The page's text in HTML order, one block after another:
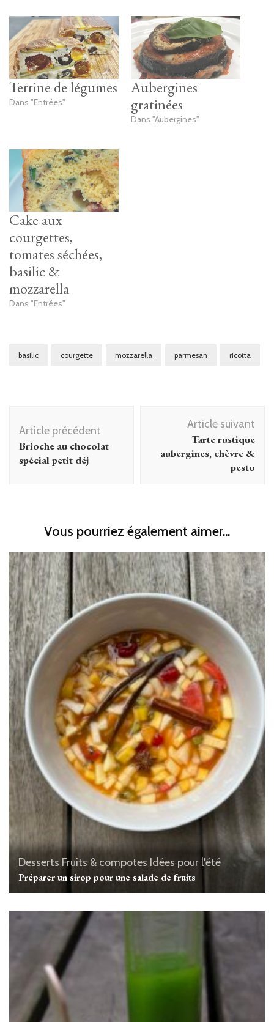
Terrine de légumes
Dans "Entrées"
Aubergines
gratinées
Dans "Aubergines"
Cake aux
courgettes,
tomates séchées,
basilic &
mozzarella
Dans "Entrées"
basilic courgette mozzarella parmesan ricotta
d'article
Article précédent
Brioche au chocolat
spécial petit déj
Article suivant
Tarte rustique
aubergines, chèvre &
pesto
Vous pourriez également aimer...
Desserts Fruits & compotes Idées pour l'été
Préparer un sirop pour une salade de fruits